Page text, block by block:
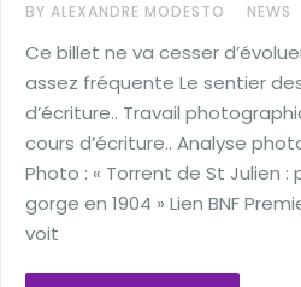
BY ALEXANDRE MODESTO NEWS
Ce billet ne va cesser
assez fréquente Le sentier
d’écriture.. Travail
cours d’écriture.. Analyse
Photo : « Torrent de St Julien
gorge en 1904 » Lien BNF
voit